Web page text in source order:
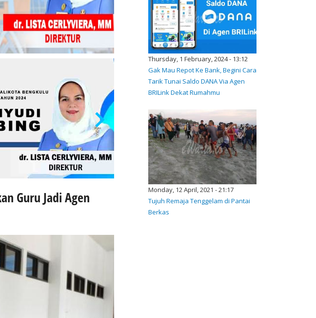
Guru Jadi Agen
Thursday, 1 February, 2024 - 13:12
Gak Mau Repot Ke Bank, Begini Cara
Tarik Tunai Saldo DANA Via Agen
BRILink Dekat Rumahmu
Monday, 12 April, 2021 - 21:17
Tujuh Remaja Tenggelam di Pantai
Berkas